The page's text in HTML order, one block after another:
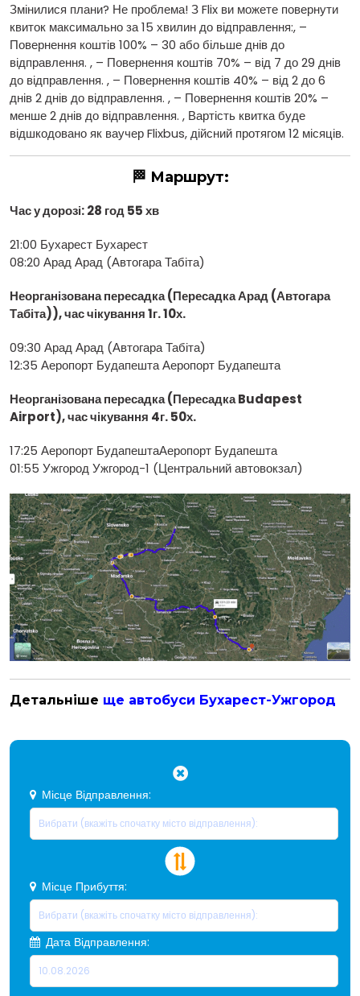
Змінилися плани? Не проблема! З Flix ви можете повернути
квиток максимально за 15 хвилин до відправлення:, –
Повернення коштів 100% – 30 або більше днів до
відправлення. , – Повернення коштів 70% – від 7 до 29 днів
до відправлення. , – Повернення коштів 40% – від 2 до 6
днів 2 днів до відправлення. , – Повернення коштів 20% –
менше 2 днів до відправлення. , Вартість квитка буде
відшкодовано як ваучер Flixbus, дійсний протягом 12 місяців.
🏁 Маршрут:
Час у дорозі: 28 год 55 хв
21:00 Бухарест Бухарест
08:20 Арад Арад (Автогара Табіта)
Неорганізована пересадка (Пересадка Арад (Автогара
Табіта)), час чікування 1г. 10х.
09:30 Арад Арад (Автогара Табіта)
12:35 Аеропорт Будапешта Аеропорт Будапешта
Неорганізована пересадка (Пересадка Budapest
Airport), час чікування 4г. 50х.
17:25 Аеропорт БудапештаАеропорт Будапешта
01:55 Ужгород Ужгород-1 (Центральний автовокзал)
Детальніше ще автобуси Бухарест-Ужгород
Місце Відправлення:
Місце Прибуття:
Дата Відправлення: